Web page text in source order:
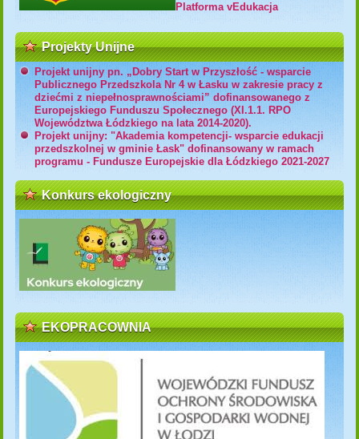
Platforma vEdukacja
Projekty Unijne
Projekt unijny pn. „Dobry Start w Przyszłość - wsparcie
Publicznego Przedszkola Nr 4 w Łasku w zakresie pracy z
dziećmi z niepełnosprawnościami” dofinansowanego z
Europejskiego Funduszu Społecznego (XI.1.1. RPO
Województwa Łódzkiego na lata 2014-2020).
Projekt unijny: "Akademia kompetencji- wsparcie edukacji
przedszkolnej w gminie Łask" dofinansowany w ramach
programu - Fundusze Europejskie dla Łódzkiego 2021-2027
Konkurs ekologiczny
EKOPRACOWNIA